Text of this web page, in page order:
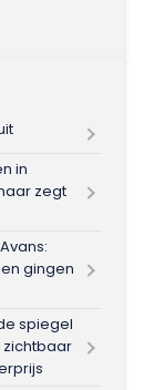
in
zegt
gingen
spiegel
zichtbaar